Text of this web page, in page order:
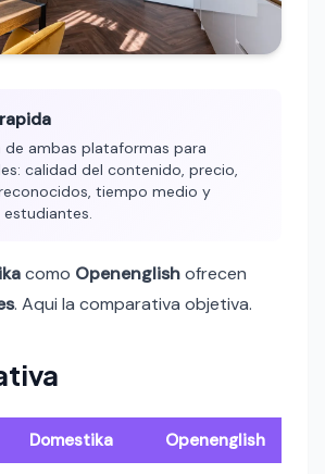
de ambas plataformas para
calidad del contenido, precio,
tiempo medio y
como Openenglishofrecen
. Aqui la comparativa objetiva.
Domestika Openenglish